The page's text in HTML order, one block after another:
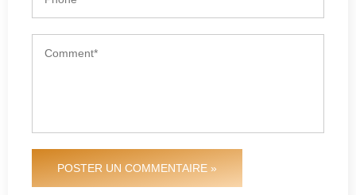
POSTER UN COMMENTAIRE »